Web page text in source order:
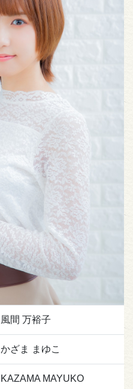
風間 万裕子
かざま まゆこ
KAZAMA MAYUKO